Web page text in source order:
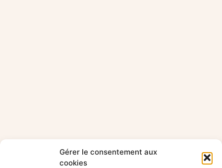
Gérer le consentement aux
cookies